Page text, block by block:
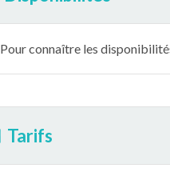
Pour connaître les
Tarifs